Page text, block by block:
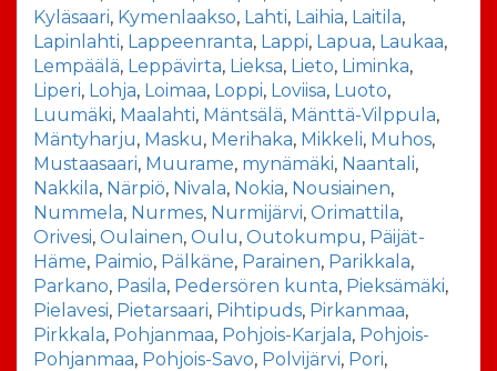
Kyläsaari, Kymenlaakso, Lahti, Laihia, Laitila,
Lapinlahti, Lappeenranta, Lappi, Lapua, Laukaa,
Lempäälä, Leppävirta, Lieksa, Lieto, Liminka,
Liperi, Lohja, Loimaa, Loppi, Loviisa, Luoto,
Luumäki, Maalahti, Mäntsälä, Mänttä-Vilppula,
Mäntyharju, Masku, Merihaka, Mikkeli, Muhos,
Mustaasaari, Muurame, mynämäki, Naantali,
Nakkila, Närpiö, Nivala, Nokia, Nousiainen,
Nummela, Nurmes, Nurmijärvi, Orimattila,
Orivesi, Oulainen, Oulu, Outokumpu, Päijät-
Häme, Paimio, Pälkäne, Parainen, Parikkala,
Parkano, Pasila, Pedersören kunta, Pieksämäki,
Pielavesi, Pietarsaari, Pihtipuds, Pirkanmaa,
Pirkkala, Pohjanmaa, Pohjois-Karjala, Pohjois-
Pohjanmaa, Pohjois-Savo, Polvijärvi, Pori,